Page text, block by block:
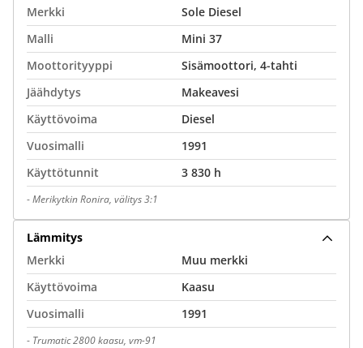
Merkki
Sole Diesel
Malli
Mini 37
Moottorityyppi
Sisämoottori, 4-tahti
Jäähdytys
Makeavesi
Käyttövoima
Diesel
Vuosimalli
1991
Käyttötunnit
3 830 h
-Merikytkin Ronira, välitys 3:1
Lämmitys
Merkki
Muu merkki
Käyttövoima
Kaasu
Vuosimalli
1991
- Trumatic 2800 kaasu, vm-91